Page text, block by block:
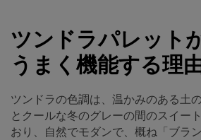
ツンドラパレット
うまく機能する理
ツンドラの色調は、温かみのある土
とクールな冬のグレーの間のスイー
おり、自然でモダンで、概ね「ブラ